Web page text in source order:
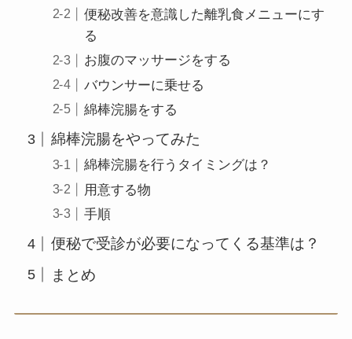
便秘改善を意識した離乳食メニューにす
る
お腹のマッサージをする
バウンサーに乗せる
綿棒浣腸をする
綿棒浣腸をやってみた
綿棒浣腸を行うタイミングは？
用意する物
手順
便秘で受診が必要になってくる基準は？
まとめ